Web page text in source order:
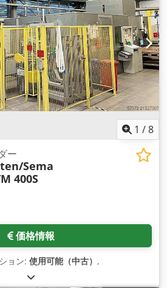
1 /8
ー
Sema
400S
価格情報
ョン: 使用可能（中古） ,